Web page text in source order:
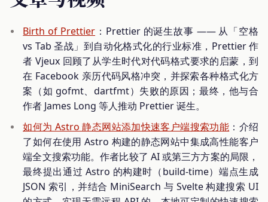
Birth of Prettier ：Prettier 的诞生故事 —— 从「空格
vs Tab 圣战」到自动化格式化的行业标准，Prettier 作
者 Vjeux 回顾了从学生时代对代码格式要求的启蒙，到
在 Facebook 亲历代码风格冲突，并探索各种格式化方
案（如 gofmt、dartfmt）失败的原因；最终，他与合
作者 James Long 等人推动 Prettier 诞生。
如何为 Astro 静态网站添加快速客户端搜索功能 ：介绍
了如何在使用 Astro 构建的静态网站中集成高性能客户
端全文搜索功能。作者比较了 AI 或第三方方案的局限，
最终提出通过 Astro 的构建时（build-time）端点生成
JSON 索引，并结合 MiniSearch 与 Svelte 构建搜索 UI